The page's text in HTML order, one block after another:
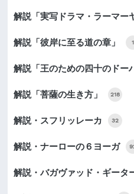
解説「実写ドラマ・ラーマー
解説「彼岸に至る道の章」 1
解説「王のための四十のドー
解説「菩薩の生き方」 218
解説・スフリッレーカ 32
解説・ナーローの６ヨーガ
解説・バガヴァッド・ギータ